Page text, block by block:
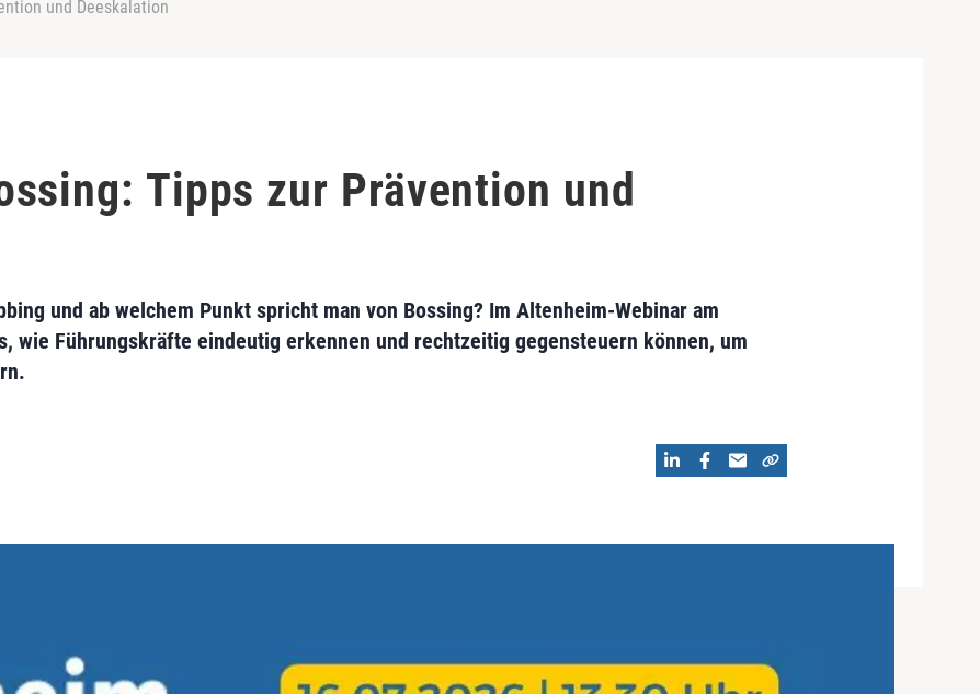
und Deeskalation
Tipps zur Prävention und
und ab welchem Punkt spricht man von Bossing? Im Altenheim-Webinar am
wie Führungskräfte eindeutig erkennen und rechtzeitig gegensteuern können, um